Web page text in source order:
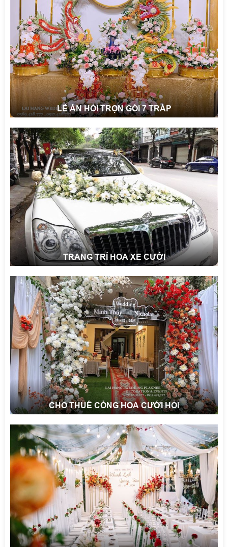
LỄ ĂN HỎI TRỌN GÓI 7 TRÁP
TRANG TRÍ HOA XE CƯỚI
CHO THUÊ CỔNG HOA CƯỚI HỎI